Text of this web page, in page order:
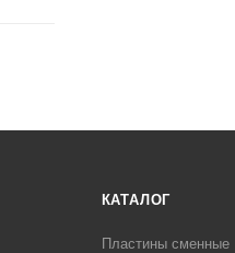
КАТАЛОГ
Пластины сменные